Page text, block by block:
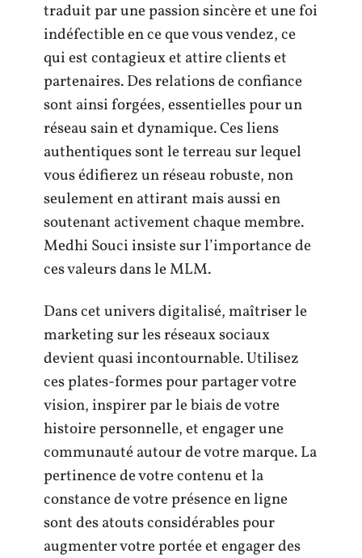
traduit par une passion sincère et une foi
indéfectible en ce que vous vendez, ce
qui est contagieux et attire clients et
partenaires. Des relations de confiance
sont ainsi forgées, essentielles pour un
réseau sain et dynamique. Ces liens
authentiques sont le terreau sur lequel
vous édifierez un réseau robuste, non
seulement en attirant mais aussi en
soutenant activement chaque membre.
Medhi Souci insiste sur l’importance de
ces valeurs dans le MLM.
Dans cet univers digitalisé, maîtriser le
marketing sur les réseaux sociaux
devient quasi incontournable. Utilisez
ces plates-formes pour partager votre
vision, inspirer par le biais de votre
histoire personnelle, et engager une
communauté autour de votre marque. La
pertinence de votre contenu et la
constance de votre présence en ligne
sont des atouts considérables pour
augmenter votre portée et engager des